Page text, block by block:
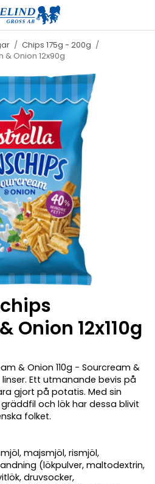
/ Chips 175g - 200g /
& Onion 12x90g
Onion 12x110g
& Onion 110g - Sourcream &
Ett utmanande bevis på
gjort på potatis. Med sin
och lök har dessa blivit
folket.
majsmjöl, rismjöl,
(lökpulver, maltodextrin,
druvsocker,